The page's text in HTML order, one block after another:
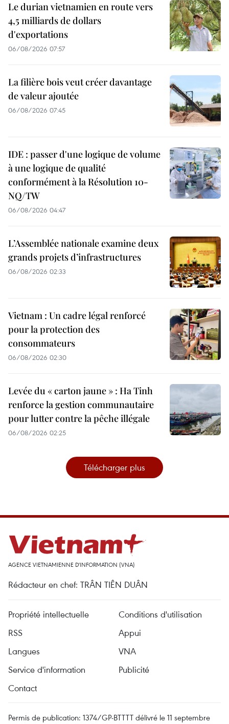
Le durian vietnamien en route vers
4,5 milliards de dollars
d'exportations
06/08/2026 07:57
La filière bois veut créer davantage
de valeur ajoutée
06/08/2026 07:45
IDE : passer d'une logique de volume
à une logique de qualité
conformément à la Résolution 10-
NQ/TW
06/08/2026 04:47
L’Assemblée nationale examine deux
grands projets d’infrastructures
06/08/2026 02:33
Vietnam : Un cadre légal renforcé
pour la protection des
consommateurs
06/08/2026 02:30
Levée du « carton jaune » : Ha Tinh
renforce la gestion communautaire
pour lutter contre la pêche illégale
06/08/2026 02:25
Télécharger plus
AGENCE VIETNAMIENNE D'INFORMATION (VNA)
Rédacteur en chef: TRÂN TIÊN DUÂN
Propriété intellectuelle
Conditions d'utilisation
RSS
Appui
Langues
VNA
Service d'information
Publicité
Contact
Permis de publication: 1374/GP-BTTTT délivré le 11 septembre